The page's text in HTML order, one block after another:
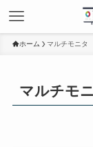
ホーム マルチモニタ
マルチモ